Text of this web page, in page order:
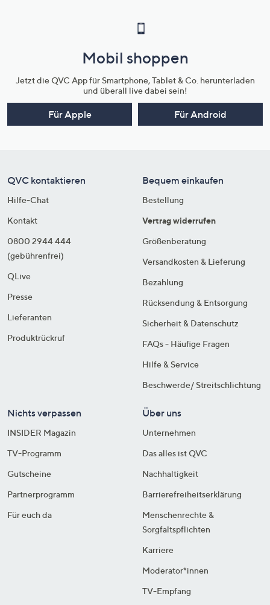
Mobil shoppen
Jetzt die QVC App für Smartphone, Tablet & Co. herunterladen
und überall live dabei sein!
Für Apple Für Android
QVC kontaktieren
Hilfe-Chat
Kontakt
0800 2944 444
(gebührenfrei)
QLive
Presse
Lieferanten
Produktrückruf
Bequem einkaufen
Bestellung
Vertrag widerrufen
Größenberatung
Versandkosten & Lieferung
Bezahlung
Rücksendung & Entsorgung
Sicherheit & Datenschutz
FAQs - Häufige Fragen
Hilfe & Service
Beschwerde/ Streitschlichtung
Nichts verpassen
INSIDER Magazin
TV-Programm
Gutscheine
Partnerprogramm
Für euch da
Über uns
Unternehmen
Das alles ist QVC
Nachhaltigkeit
Barrierefreiheitserklärung
Menschenrechte &
Sorgfaltspflichten
Karriere
Moderator*innen
TV-Empfang